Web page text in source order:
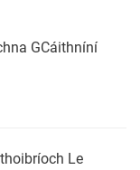
GCáithníní
Le